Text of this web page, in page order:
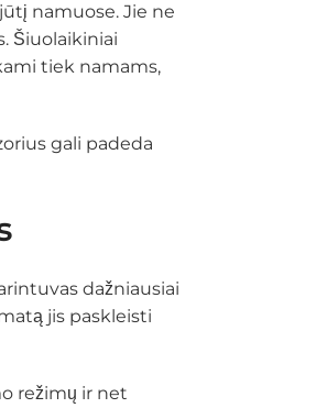
namuose. Jie ne
Šiuolaikiniai
tiek namams,
gali padeda
dažniausiai
jis paskleisti
režimų ir net